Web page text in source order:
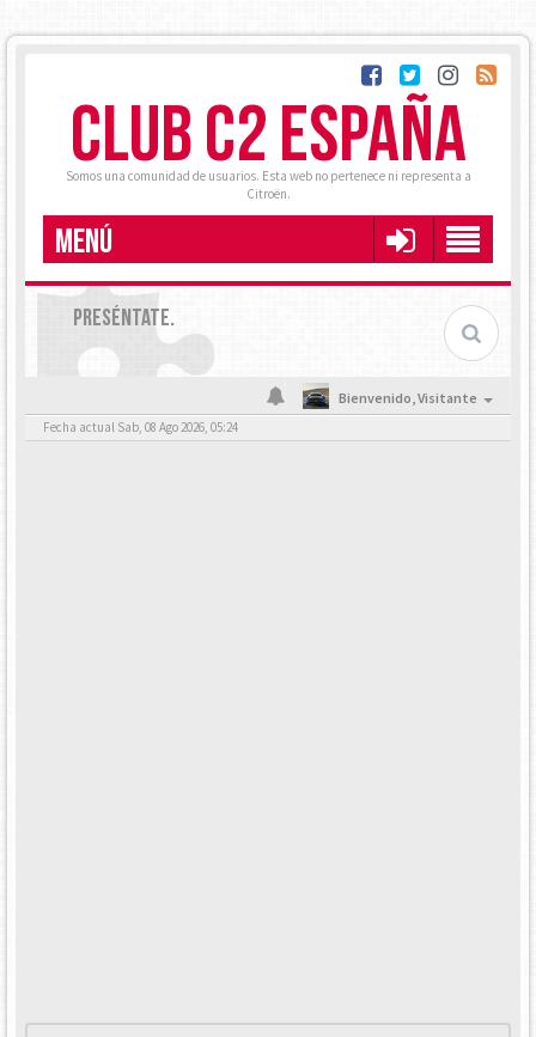
CLUB C2 ESPAÑA
Somos una comunidad de usuarios. Esta web no pertenece ni representa a
Citroën.
MENÚ
PRESÉNTATE.
Bienvenido,Visitante
Fecha actual Sab, 08 Ago 2026, 05:24